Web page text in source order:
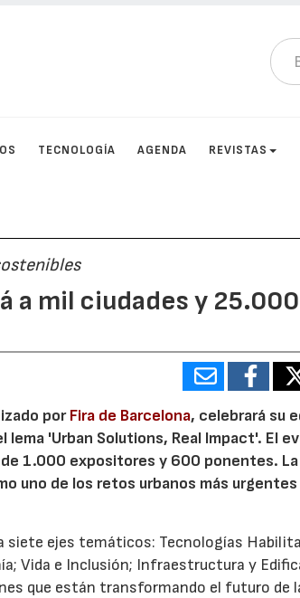
TECNOLOGÍA AGENDA REVISTAS
a mil ciudades y 25.000
porFira de Barcelona, celebrará su
'Urban Solutions, Real Impact'. El
1.000 expositores y 600 ponentes.
uno de los retos urbanos más
ejes temáticos: Tecnologías
Vida e Inclusión; Infraestructura y
que están transformando el futuro de